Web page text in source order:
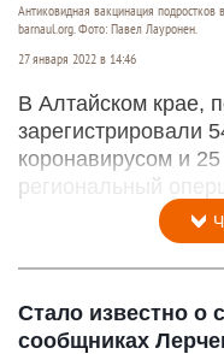
Антиковидная вакцинация подростков
barnaul.org. Фото: Павел Лауронен.
27 января 2022 в 14:46
В Алтайском крае,
зарегистрировали
коронавирусом и
региональный
Стало известно о
сообщниках